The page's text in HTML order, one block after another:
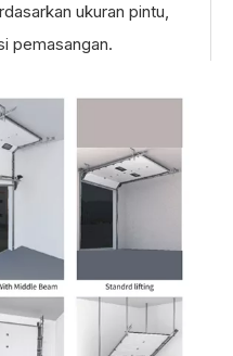
ukuran pintu,
pemasangan.